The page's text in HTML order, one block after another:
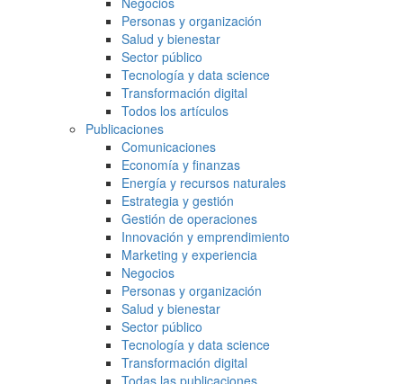
Personas y organización
Salud y bienestar
Sector público
Tecnología y data science
Transformación digital
Todos los artículos
Publicaciones
Comunicaciones
Economía y finanzas
Energía y recursos naturales
Estrategia y gestión
Gestión de operaciones
Innovación y emprendimiento
Marketing y experiencia
Negocios
Personas y organización
Salud y bienestar
Sector público
Tecnología y data science
Transformación digital